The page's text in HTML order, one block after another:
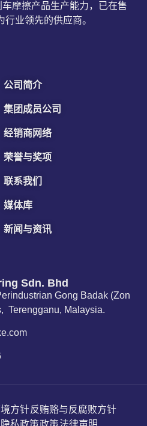
摩擦产品生产能力，已在售
业领先的供应商。
公司简介
集团成员公司
经销商网络
荣誉与奖项
联系我们
媒体库
新闻与资讯
Sdn. Bhd
Gong Badak (Zon
Terengganu, Malaysia.
方针反贿赂与反腐败方针
隐私政策政策法律声明